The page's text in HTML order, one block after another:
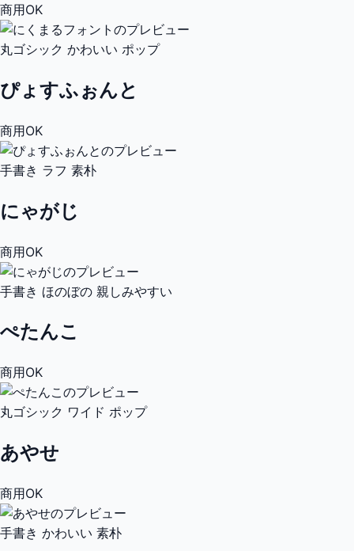
商用OK
丸ゴシック かわいい ポップ
ぴょすふぉんと
商用OK
手書き ラフ 素朴
にゃがじ
商用OK
手書き ほのぼの 親しみやすい
ぺたんこ
商用OK
丸ゴシック ワイド ポップ
あやせ
商用OK
手書き かわいい 素朴